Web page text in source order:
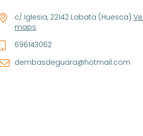
c/ Iglesia, 22142 Labata (Huesca)
maps
696143062
dembasdeguara@hotmail.com